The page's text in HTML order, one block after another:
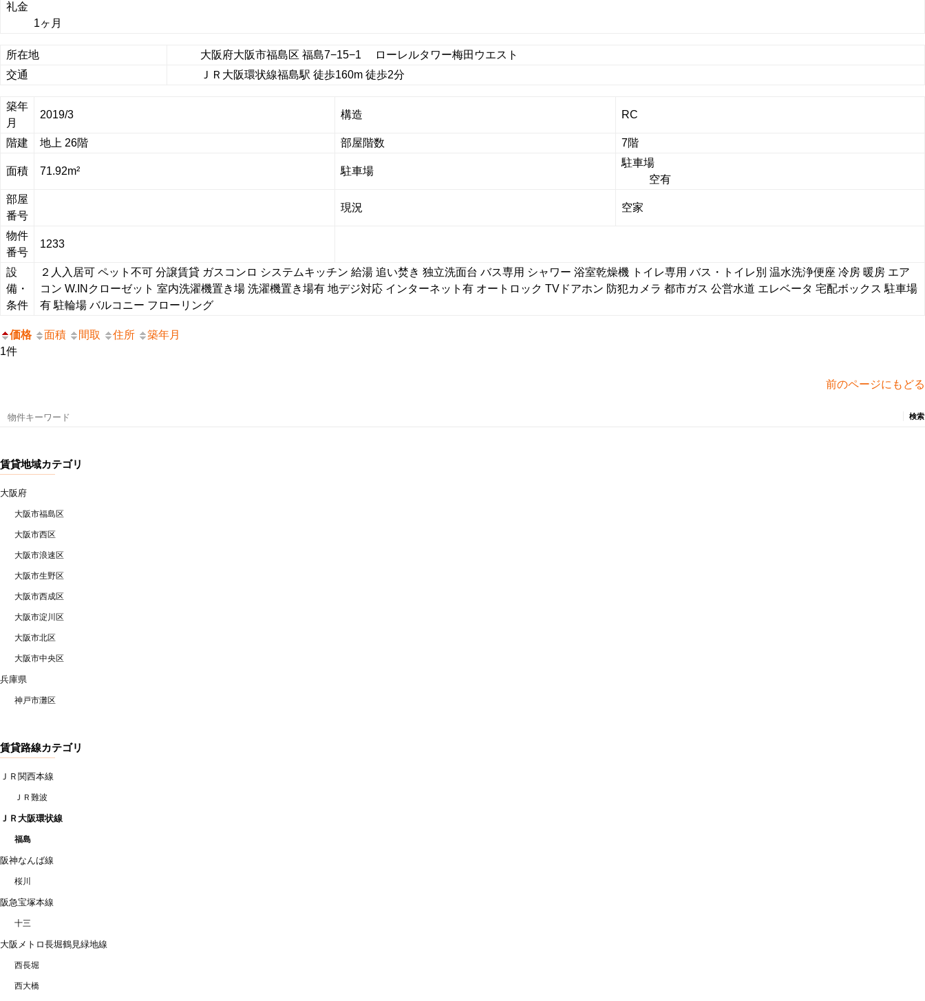
礼金
1ヶ月
所在地
大阪府大阪市福島区 福島7−15−1 ローレルタワー梅田ウエスト
交通
ＪＲ大阪環状線福島駅 徒歩160m 徒歩2分
築年
月
2019/3 構造 RC
階建 地上 26階 部屋階数 7階
面積 71.92m² 駐車場
駐車場
空有
部屋
番号
現況 空家
物件
番号
1233
設
備・
条件
２人入居可 ペット不可 分譲賃貸 ガスコンロ システムキッチン 給湯 追い焚き 独立洗面台 バス専用 シャワー 浴室乾燥機 トイレ専用 バス・トイレ別 温水洗浄便座 冷房 暖房 エア
コン W.INクローゼット 室内洗濯機置き場 洗濯機置き場有 地デジ対応 インターネット有 オートロック TVドアホン 防犯カメラ 都市ガス 公営水道 エレベータ 宅配ボックス 駐車場
有 駐輪場 バルコニー フローリング
価格 面積 間取 住所
築年月
1件
前のページにもどる
検
賃貸地域カテゴリ
大阪府
大阪市福島区
大阪市西区
大阪市浪速区
大阪市生野区
大阪市西成区
大阪市淀川区
大阪市北区
大阪市中央区
兵庫県
神戸市灘区
賃貸路線カテゴリ
ＪＲ関西本線
ＪＲ難波
ＪＲ大阪環状線
福島
阪神なんば線
桜川
阪急宝塚本線
十三
大阪メトロ長堀鶴見緑地線
西長堀
西大橋